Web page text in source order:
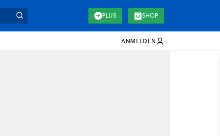
PLUS SHOP
ANMELDEN